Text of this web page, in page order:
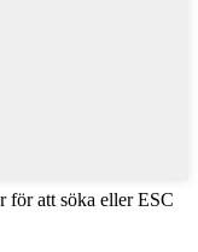
för att söka eller ESC